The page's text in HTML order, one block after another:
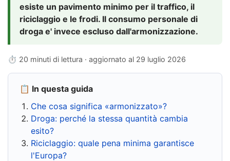
esiste un pavimento minimo per il traffico, il
riciclaggio e le frodi. Il consumo personale di
droga e' invece escluso dall'armonizzazione.
⏱ 20 minuti di lettura · aggiornato al 29 luglio 2026
📋 In questa guida
Che cosa significa «armonizzato»?
Droga: perché la stessa quantità cambia
esito?
Riciclaggio: quale pena minima garantisce
l'Europa?